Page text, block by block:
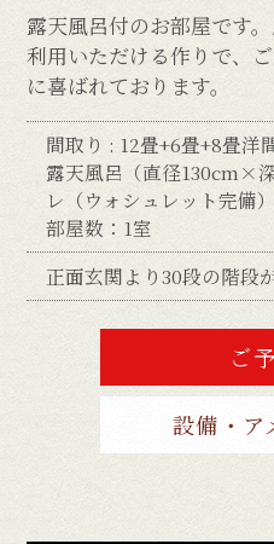
露天風呂付のお部屋です
利用いただける作りで、
に喜ばれております。
間取り : 12畳+6畳+8畳洋
露天風呂（直径130cm×
レ（ウォシュレット完備
部屋数：1室
正面玄関より30段の階段
ご
設備・ア